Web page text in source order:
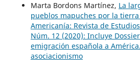
Marta Bordons Martínez, La
pueblos mapuches por la
Americanía: Revista de
Núm. 12 (2020): Incluye
emigración española a
asociacionismo